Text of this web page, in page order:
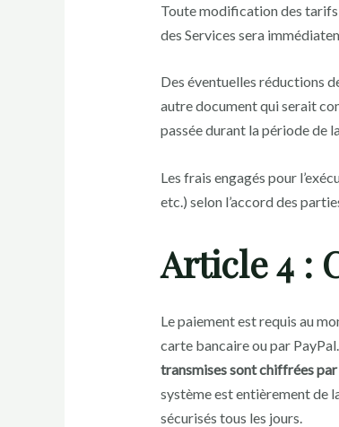
Toute modification des tarifs
des Services sera
Des éventuelles réductions
autre document qui serait
passée durant la période de
Les frais engagés pour
etc.) selon l’accord des
Article 4 :
Le paiement est requis au
carte bancaire ou par
transmises sont chiffrées
système est entièrement de
sécurisés tous les jours.